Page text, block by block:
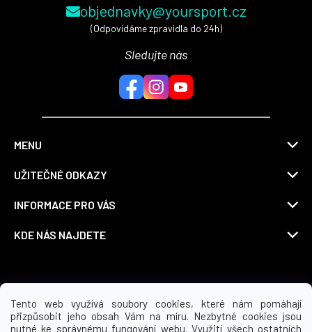
Tento web využívá soubory cookies, které nám pomáhají
přizpůsobit jeho obsah Vám na míru. Nezbytné cookies jsou
nutné ke správnému fungování webu. Využití všech ostatních
objednavky@yoursport.cz
(Odpovídáme zpravidla do 24h)
Sledujte nás
MENU
UŽITEČNÉ ODKAZY
INFORMACE PRO VÁS
KDE NÁS NAJDETE
Možnosti dopravy